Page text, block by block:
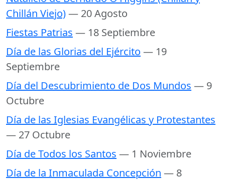
Chillán Viejo)— 20 Agosto
Fiestas Patrias — 18 Septiembre
Día de las Glorias del Ejército — 19
Septiembre
Día del Descubrimiento de Dos Mundos — 9
Octubre
Día de las Iglesias Evangélicas y Protestantes
— 27 Octubre
Día de Todos los Santos — 1 Noviembre
Día de la Inmaculada Concepción — 8